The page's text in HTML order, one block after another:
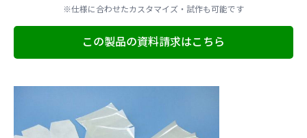
※仕様に合わせたカスタマイズ・試作も可能です
この製品の資料請求はこちら